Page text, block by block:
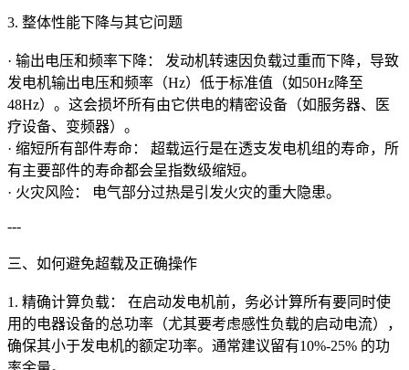
3. 整体性能下降与其它问题
· 输出电压和频率下降： 发动机转速因负载过重而下降，导致
发电机输出电压和频率（Hz）低于标准值（如50Hz降至
48Hz）。这会损坏所有由它供电的精密设备（如服务器、医
疗设备、变频器）。
· 缩短所有部件寿命： 超载运行是在透支发电机组的寿命，所
有主要部件的寿命都会呈指数级缩短。
· 火灾风险： 电气部分过热是引发火灾的重大隐患。
---
三、如何避免超载及正确操作
1. 精确计算负载： 在启动发电机前，务必计算所有要同时使
用的电器设备的总功率（尤其要考虑感性负载的启动电流），
确保其小于发电机的额定功率。通常建议留有10%-25% 的功